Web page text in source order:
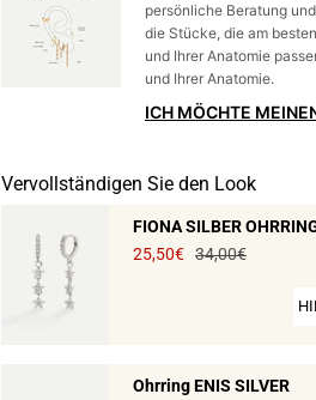
persönliche Beratung
die Stücke, die am
und Ihrer Anatomie
und Ihrer Anatomie.
ICH MÖCHTE
Vervollständigen Sie den Look
FIONA SILBER
25,50€ 34,00€
Ohrring ENIS SILVER